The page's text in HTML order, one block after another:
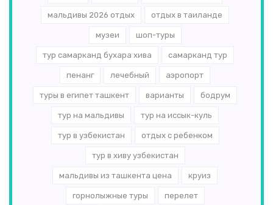
мальдивы 2026 отдых отдых в таиланде
музеи шоп-туры
тур самарканд бухара хива самарканд тур
пенанг лечебный аэропорт
туры в египет ташкент варианты бодрум
тур на мальдивы тур на иссык-куль
тур в узбекистан отдых с ребенком
тур в хиву узбекистан
мальдивы из ташкента цена круиз
горнолыжные туры перелет